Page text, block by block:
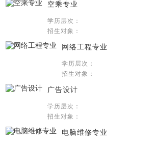
空乘专业
学历层次：
招生对象：
网络工程专业
学历层次：
招生对象：
广告设计
学历层次：
招生对象：
电脑维修专业